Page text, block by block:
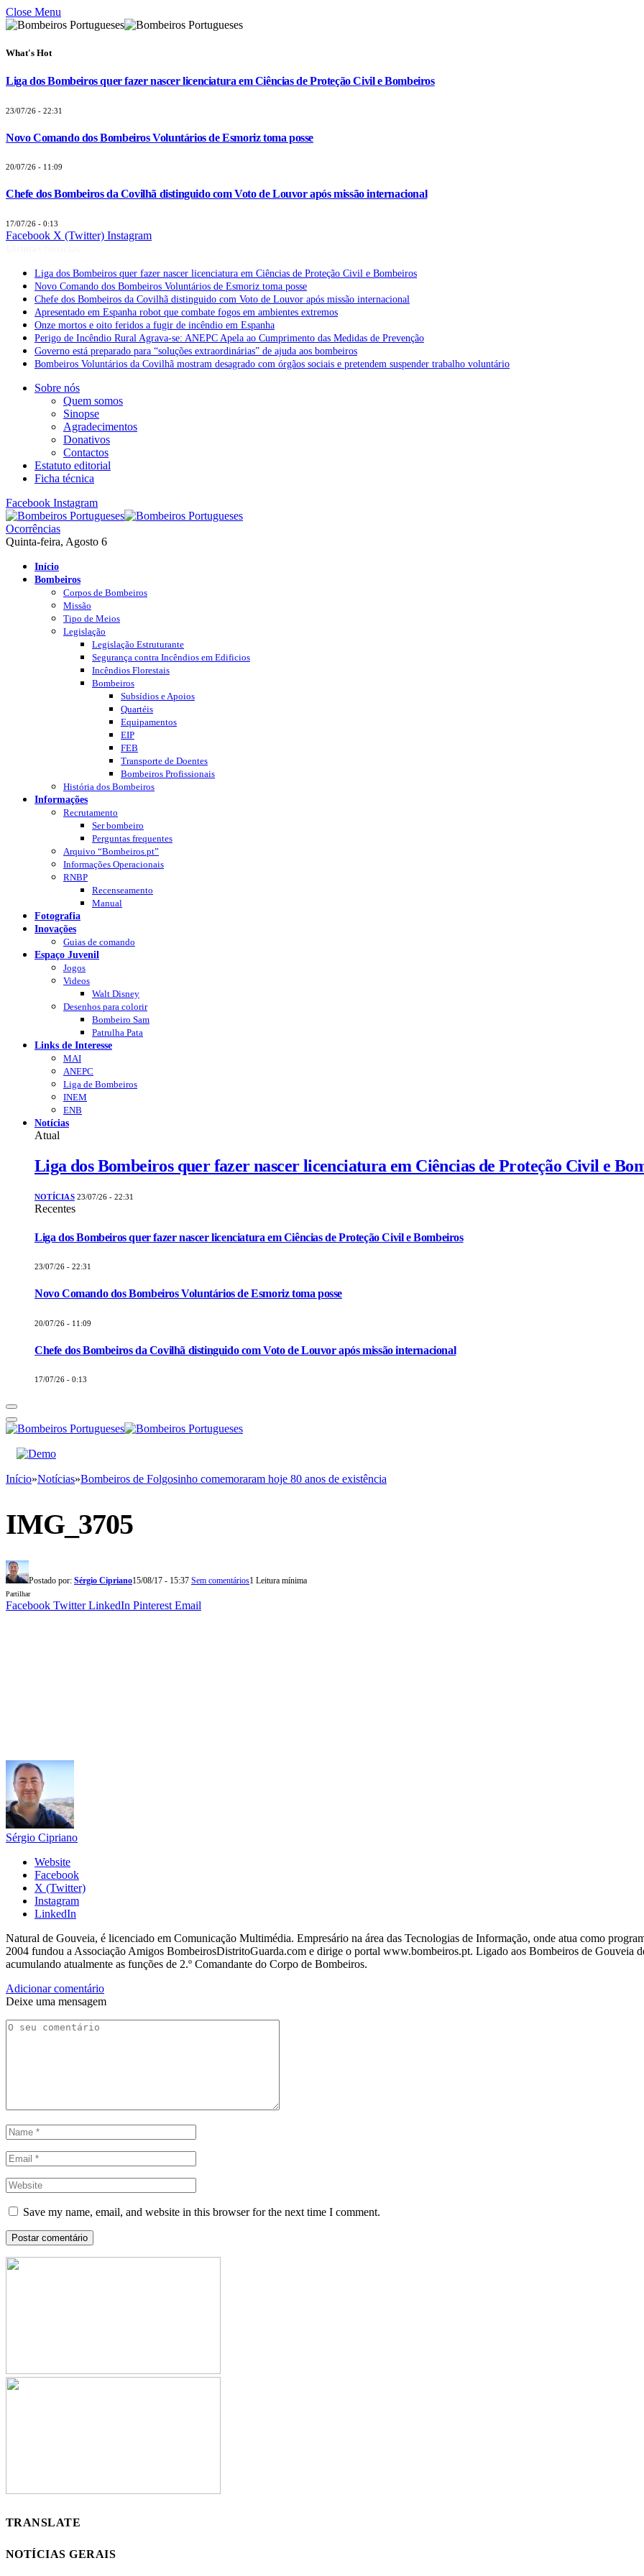
Close Menu
What's Hot
Liga dos Bombeiros quer fazer nascer licenciatura em Ciências de Proteção Civil e Bombeiros
23/07/26 - 22:31
Novo Comando dos Bombeiros Voluntários de Esmoriz toma posse
20/07/26 - 11:09
Chefe dos Bombeiros da Covilhã distinguido com Voto de Louvor após missão internacional
17/07/26 - 0:13
Facebook X (Twitter) Instagram
Liga dos Bombeiros quer fazer nascer licenciatura em Ciências de Proteção Civil e Bombeiros
Novo Comando dos Bombeiros Voluntários de Esmoriz toma posse
Chefe dos Bombeiros da Covilhã distinguido com Voto de Louvor após missão internacional
Apresentado em Espanha robot que combate fogos em ambientes extremos
Onze mortos e oito feridos a fugir de incêndio em Espanha
Perigo de Incêndio Rural Agrava-se: ANEPC Apela ao Cumprimento das Medidas de Prevenção
Governo está preparado para “soluções extraordinárias” de ajuda aos bombeiros
Bombeiros Voluntários da Covilhã mostram desagrado com órgãos sociais e pretendem suspender trabalho voluntário
Sobre nós
Quem somos
Sinopse
Agradecimentos
Donativos
Contactos
Estatuto editorial
Ficha técnica
Facebook Instagram
Ocorrências
Quinta-feira, Agosto 6
Início
Bombeiros
Corpos de Bombeiros
Missão
Tipo de Meios
Legislação
Legislação Estruturante
Segurança contra Incêndios em Edificios
Incêndios Florestais
Bombeiros
Subsídios e Apoios
Quartéis
Equipamentos
EIP
FEB
Transporte de Doentes
Bombeiros Profissionais
História dos Bombeiros
Informações
Recrutamento
Ser bombeiro
Perguntas frequentes
Arquivo “Bombeiros.pt”
Informações Operacionais
RNBP
Recenseamento
Manual
Fotografia
Inovações
Guias de comando
Espaço Juvenil
Jogos
Videos
Walt Disney
Desenhos para colorir
Bombeiro Sam
Patrulha Pata
Links de Interesse
MAI
ANEPC
Liga de Bombeiros
INEM
ENB
Notícias
Atual
Liga dos Bombeiros quer fazer nascer licenciatura em Ciências de Proteção Civil e
NOTÍCIAS 23/07/26 - 22:31
Recentes
Liga dos Bombeiros quer fazer nascer licenciatura em Ciências de Proteção Civil e Bombeiros
23/07/26 - 22:31
Novo Comando dos Bombeiros Voluntários de Esmoriz toma posse
20/07/26 - 11:09
Chefe dos Bombeiros da Covilhã distinguido com Voto de Louvor após missão internacional
17/07/26 - 0:13
Início»Notícias»Bombeiros de Folgosinho comemoraram hoje 80 anos de existência
IMG_3705
Postado por: Sérgio Cipriano15/08/17 - 15:37 Sem comentários1 Leitura mínima
Partilhar
Facebook Twitter LinkedIn Pinterest Email
Sérgio Cipriano
Website
Facebook
X (Twitter)
Instagram
LinkedIn
Natural de Gouveia, é licenciado em Comunicação Multimédia. Empresário na área das Tecnologias de Informação, onde atua como
2004 fundou a Associação Amigos BombeirosDistritoGuarda.com e dirige o portal www.bombeiros.pt. Ligado aos Bombeiros de Gouveia
acumulando atualmente as funções de 2.º Comandante do Corpo de Bombeiros.
Adicionar comentário
Deixe uma mensagem
Save my name, email, and website in this browser for the next time I comment.
TRANSLATE
NOTÍCIAS GERAIS